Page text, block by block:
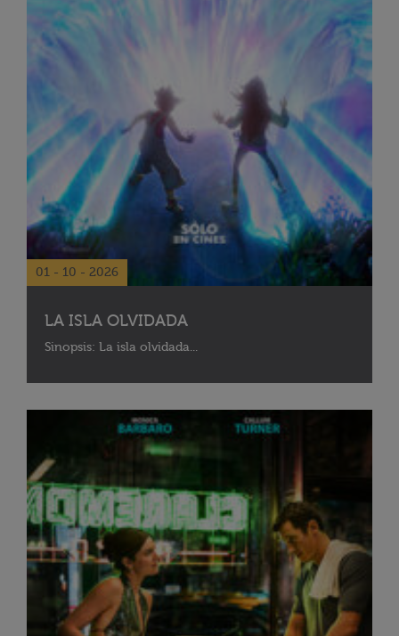
01 - 10 - 2026
LA ISLA OLVIDADA
Sinopsis: La isla olvidada...